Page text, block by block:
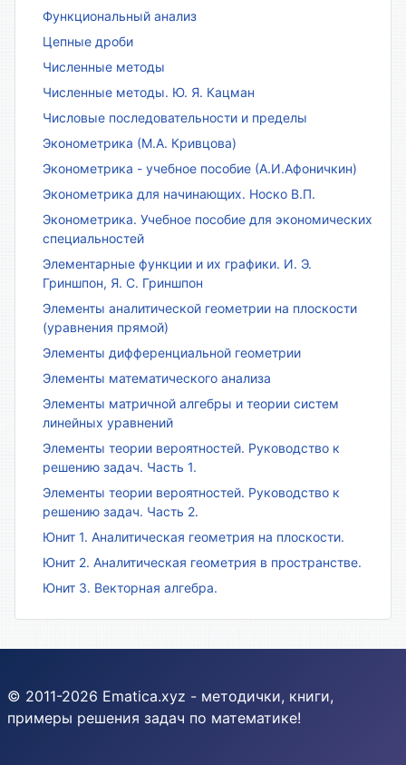
Функциональный анализ
Цепные дроби
Численные методы
Численные методы. Ю. Я. Кацман
Числовые последовательности и пределы
Эконометрика (М.А. Кривцова)
Эконометрика - учебное пособие (А.И.Афоничкин)
Эконометрика для начинающих. Носко В.П.
Эконометрика. Учебное пособие для экономических
специальностей
Элементарные функции и их графики. И. Э.
Гриншпон, Я. С. Гриншпон
Элементы аналитической геометрии на плоскости
(уравнения прямой)
Элементы дифференциальной геометрии
Элементы математического анализа
Элементы матричной алгебры и теории систем
линейных уравнений
Элементы теории вероятностей. Руководство к
решению задач. Часть 1.
Элементы теории вероятностей. Руководство к
решению задач. Часть 2.
Юнит 1. Аналитическая геометрия на плоскости.
Юнит 2. Аналитическая геометрия в пространстве.
Юнит 3. Векторная алгебра.
© 2011-2026 Ematica.xyz - методички, книги,
примеры решения задач по математике!